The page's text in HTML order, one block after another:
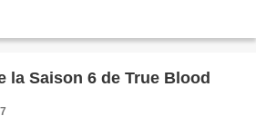
la Saison 6 de True Blood